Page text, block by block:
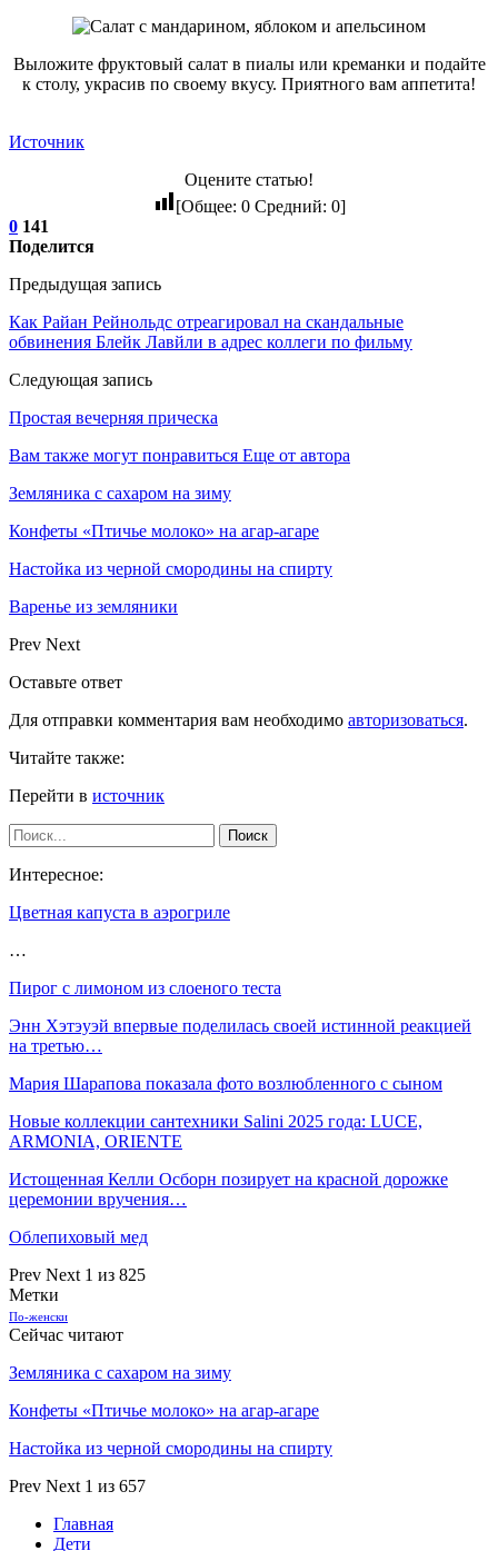
Выложите фруктовый салат в пиалы или креманки и подайте
к столу, украсив по своему вкусу. Приятного вам аппетита!
Источник
Оцените статью!
[Общее: 0Средний: 0]
0 141
Поделится
Предыдущая запись
Как Райан Рейнольдс отреагировал на скандальные
обвинения Блейк Лавйли в адрес коллеги по фильму
Следующая запись
Простая вечерняя прическа
Вам также могут понравиться Еще от автора
Земляника с сахаром на зиму
Конфеты «Птичье молоко» на агар-агаре
Настойка из черной смородины на спирту
Варенье из земляники
Prev Next
Оставьте ответ
Для отправки комментария вам необходимо авторизоваться.
Читайте также:
Перейти в источник
Интересное:
Цветная капуста в аэрогриле
…
Пирог с лимоном из слоеного теста
Энн Хэтэуэй впервые поделилась своей истинной реакцией
на третью…
Мария Шарапова показала фото возлюбленного с сыном
Новые коллекции сантехники Salini 2025 года: LUCE,
ARMONIA, ORIENTE
Истощенная Келли Осборн позирует на красной дорожке
церемонии вручения…
Облепиховый мед
Prev Next 1 из 825
Метки
По-женски
Сейчас читают
Земляника с сахаром на зиму
Конфеты «Птичье молоко» на агар-агаре
Настойка из черной смородины на спирту
Prev Next 1 из 657
Главная
Дети